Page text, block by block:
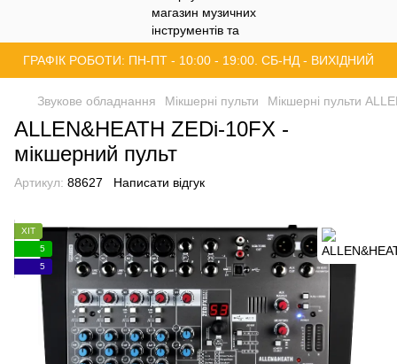
ГРАФІК РОБОТИ: ПН-ПТ - 10:00 - 19:00. СБ-НД - ВИХІДНИЙ
Звукове обладнання Мікшерні пульти Мікшерні пульти
ALLEN&HEATH ZEDi-10FX -
мікшерний пульт
Артикул: 88627 Написати відгук
ХІТ
5
5